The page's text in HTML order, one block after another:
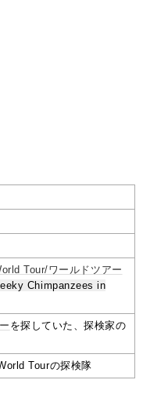
Tour/ワールドツアー
Chimpanzees in
を探していた、探検家の